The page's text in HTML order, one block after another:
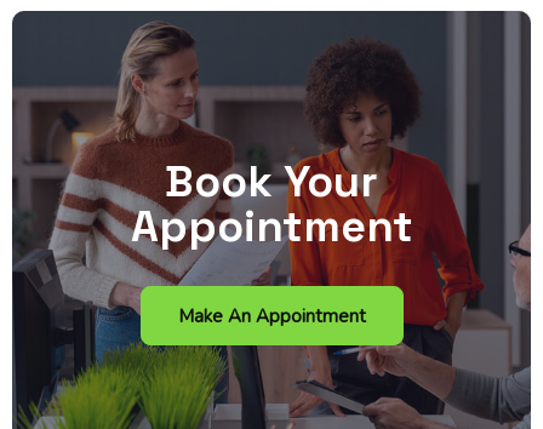
Book Your
Appointment
Make An Appointment